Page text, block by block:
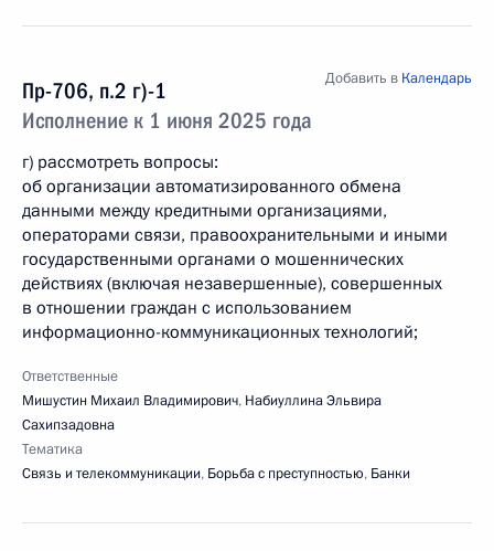
Пр-706, п.2 г)-1
Исполнение к 1 июня 2025 года
Добавить в Календарь
г) рассмотреть вопросы:
об организации автоматизированного обмена
данными между кредитными организациями,
операторами связи, правоохранительными и иными
государственными органами о мошеннических
действиях (включая незавершенные), совершенных
в отношении граждан с использованием
информационно­-коммуникационных технологий;
Ответственные
Мишустин Михаил Владимирович, Набиуллина Эльвира
Сахипзадовна
Тематика
Связь и телекоммуникации, Борьба с преступностью, Банки